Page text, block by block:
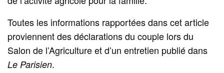
Toutes les informations rapportées dans cet article
proviennent des déclarations du couple lors du
Salon de l’Agriculture et d’un entretien publié dans
Le Parisien.